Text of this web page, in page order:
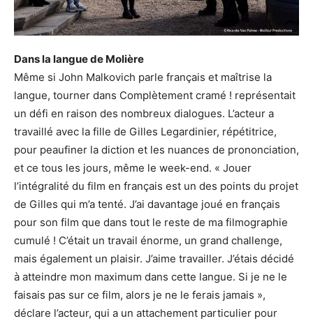
Dans la langue de Molière
Même si John Malkovich parle français et maîtrise la
langue, tourner dans Complètement cramé ! représentait
un défi en raison des nombreux dialogues. L’acteur a
travaillé avec la fille de Gilles Legardinier, répétitrice,
pour peaufiner la diction et les nuances de prononciation,
et ce tous les jours, même le week-end. « Jouer
l’intégralité du film en français est un des points du projet
de Gilles qui m’a tenté. J’ai davantage joué en français
pour son film que dans tout le reste de ma filmographie
cumulé ! C’était un travail énorme, un grand challenge,
mais également un plaisir. J’aime travailler. J’étais décidé
à atteindre mon maximum dans cette langue. Si je ne le
faisais pas sur ce film, alors je ne le ferais jamais »,
déclare l’acteur, qui a un attachement particulier pour